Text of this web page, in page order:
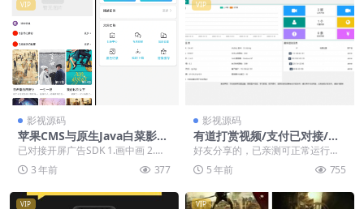
VIP
影视源码
苹果CMS与原生Java白菜影视
App源码分享-高效对接指南
已对接开屏广告SDK 1.画中画 2.投
屏 3.点播 4.播放前广告（支持视
频/...3 年前 377
VIP
影视源码
有道打赏视频/支付已对接/自
带资源
好友分享的，已亲测可正常运行。
自带资源，支付接口和入口域名在
说明里，东西如下: ...
5 年前 755
VIP VIP